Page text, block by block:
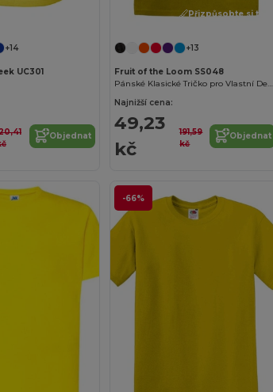
+14
UC301
Objednat
Přizpůsobte si to!
+13
Fruit of the Loom SS048
Pánské Klasické Tričko pro Vlastní Design
Najnižší cena:
49,23
kč
191,59
kč
Objednat
-66%